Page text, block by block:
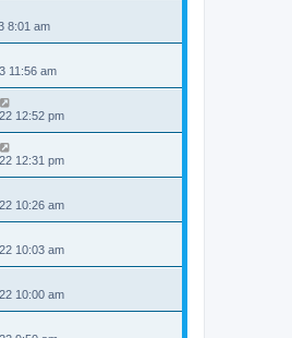
8:01 am
11:56 am
12:52 pm
12:31 pm
10:26 am
10:03 am
10:00 am